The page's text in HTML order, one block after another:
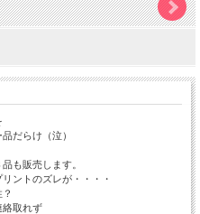
だらけ（泣）
も販売します。
ントのズレが・・・・
絡取れず